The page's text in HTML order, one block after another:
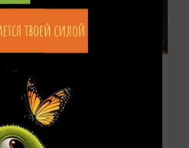
Ана «Глаза хаски»